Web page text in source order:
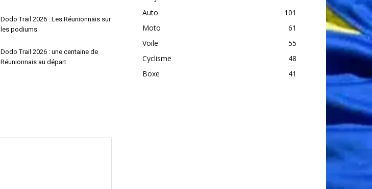
Dodo Trail 2026 : Les Réunionnais sur
les podiums
Dodo Trail 2026 : une centaine de
Réunionnais au départ
Auto
101
Moto
61
Voile
55
Cyclisme
48
Boxe
41